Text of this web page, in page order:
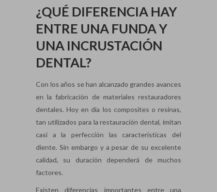
¿QUÉ DIFERENCIA HAY
ENTRE UNA FUNDA Y
UNA INCRUSTACIÓN
DENTAL?
Con los años se han alcanzado grandes avances
en la fabricación de materiales restauradores
dentales. Hoy en día los composites o resinas,
tan utilizados para la restauración dental, imitan
casi a la perfección las características del
diente. Sin embargo y a pesar de su excelente
calidad, su duración dependerá de muchos
factores.
Existen diferencias importantes entre una